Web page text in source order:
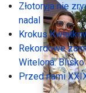
Złotoryja nie
nadal
Krokus
Rekordowe
Witelona.
Przed nami